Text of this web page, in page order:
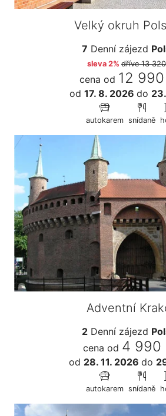
Velký okruh
7 Denní zájezd
sleva 2% dříve13
cena od 12
od 17. 8. 2026 do
autokarem snídaně
Adventní
2 Denní zájezd
cena od 4 990
od 28. 11. 2026 do
autokarem snídaně